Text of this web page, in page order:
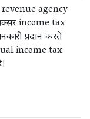
agency
income tax
प्रदान करते
income tax